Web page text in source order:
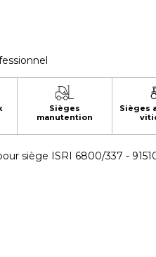
Sièges
manutention
Sièges
siège ISRI 6800/337 -